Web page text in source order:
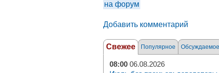
на форум
Добавить комментарий
Свежее Популярное Обсуждаемое
08:00 06.08.2026